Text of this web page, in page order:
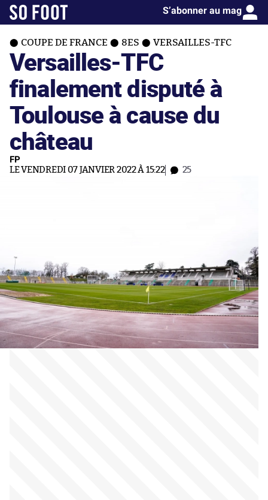
S’abonner au mag
COUPE DE FRANCE 8ES VERSAILLES-TFC
Versailles-TFC
finalement disputé à
Toulouse à cause du
château
FP
LE VENDREDI 07 JANVIER 2022 À 15:22 25